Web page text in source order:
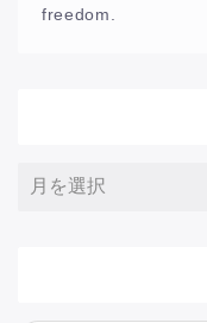
freedom.